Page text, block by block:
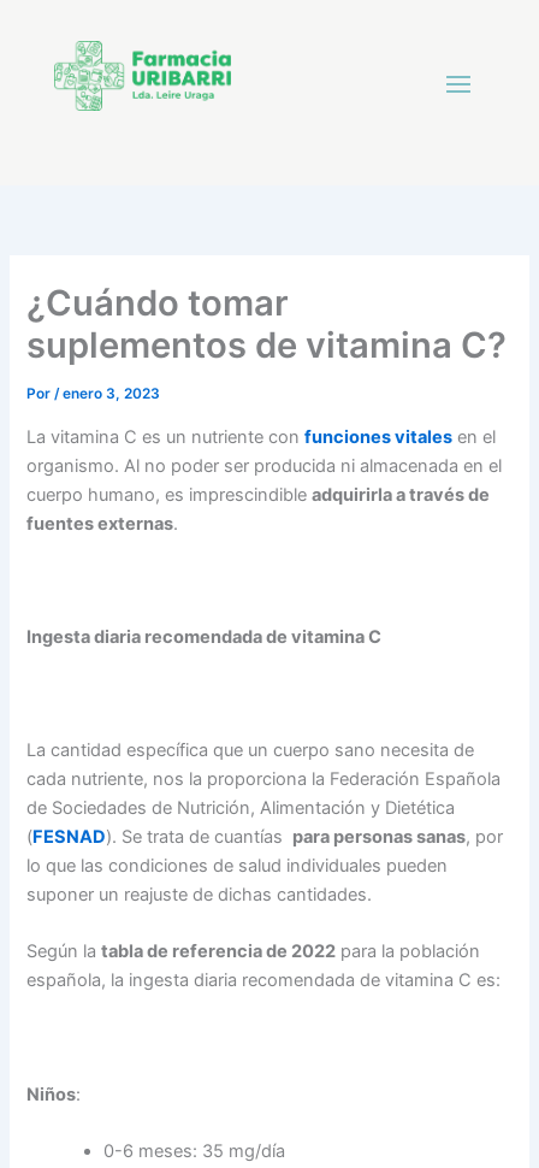
¿Cuándo tomar
suplementos de vitamina C?
Por/enero 3, 2023
La vitamina C es un nutriente con funciones vitales en el
organismo. Al no poder ser producida ni almacenada en el
cuerpo humano, es imprescindibleadquirirla a través de
fuentes externas.
Ingesta diaria recomendada de vitamina C
La cantidad específica que un cuerpo sano necesita de
cada nutriente, nos la proporciona la Federación Española
de Sociedades de Nutrición, Alimentación y Dietética
(FESNAD). Se trata de cuantías para personas sanas, por
lo que las condiciones de salud individuales pueden
suponer un reajuste de dichas cantidades.
Según latabla de referencia de 2022 para la población
española, la ingesta diaria recomendada de vitamina C es:
Niños:
0-6 meses: 35 mg/día